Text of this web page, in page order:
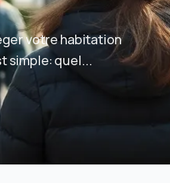
votre habitation
simple: quel...